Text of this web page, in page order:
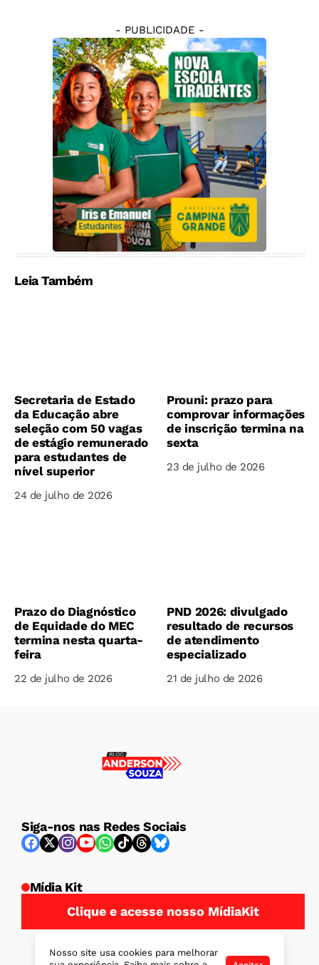
- PUBLICIDADE -
Leia Também
Secretaria de Estado
da Educação abre
seleção com 50 vagas
de estágio remunerado
para estudantes de
nível superior
24 de julho de 2026
Prouni: prazo para
comprovar informações
de inscrição termina na
sexta
23 de julho de 2026
Prazo do Diagnóstico
de Equidade do MEC
termina nesta quarta-
feira
22 de julho de 2026
PND 2026: divulgado
resultado de recursos
de atendimento
especializado
21 de julho de 2026
Siga-nos nas Redes Sociais
Mídia Kit
Clique e acesse nosso MídiaKit
Nosso site usa cookies para melhorar